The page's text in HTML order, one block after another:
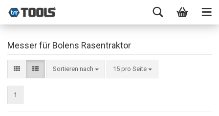
Messer für Bolens Rasentraktor
Sortieren nach 15 pro Seite
1